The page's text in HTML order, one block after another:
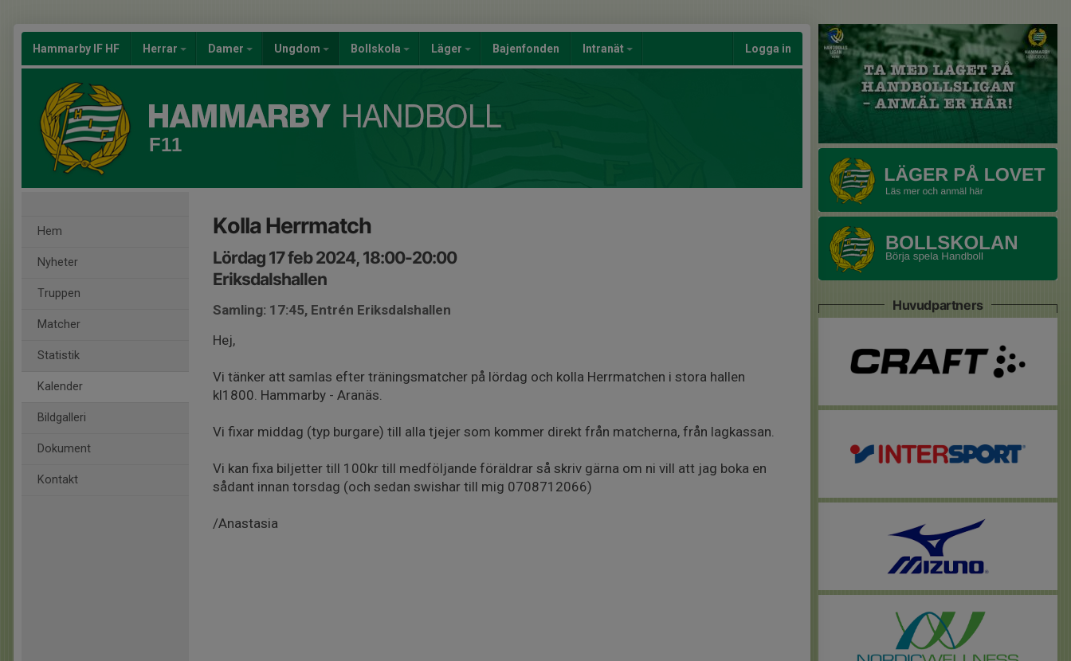
Hammarby IF HF Herrar Damer Ungdom Bollskola Läger Bajenfonden Intranät Logga in
F11
Hem
Nyheter
Truppen
Matcher
Statistik
Kalender
Bildgalleri
Dokument
Kontakt
Kolla Herrmatch
Lördag 17 feb 2024, 18:00-20:00
Eriksdalshallen
Samling: 17:45, Entrén Eriksdalshallen
Hej,
Vi tänker att samlas efter träningsmatcher på lördag och kolla Herrmatchen i stora hallen
kl1800. Hammarby - Aranäs.
Vi fixar middag (typ burgare) till alla tjejer som kommer direkt från matcherna, från lagkassan.
Vi kan fixa biljetter till 100kr till medföljande föräldrar så skriv gärna om ni vill att jag boka en
sådant innan torsdag (och sedan swishar till mig 0708712066)
/Anastasia
Huvudpartners